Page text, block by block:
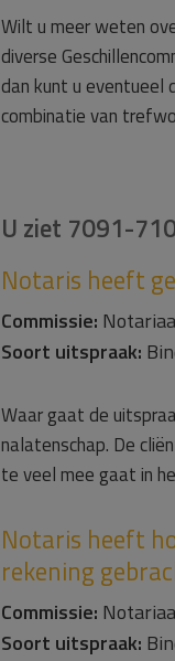
Wilt u meer weten
diverse
dan kunt u eventueel
combinatie van
U ziet 7091-
Notaris heeft
Commissie:
Soort uitspraak:
Waar gaat de
nalatenschap. De
te veel mee gaat in
Notaris heeft
rekening
Commissie:
Soort uitspraak: